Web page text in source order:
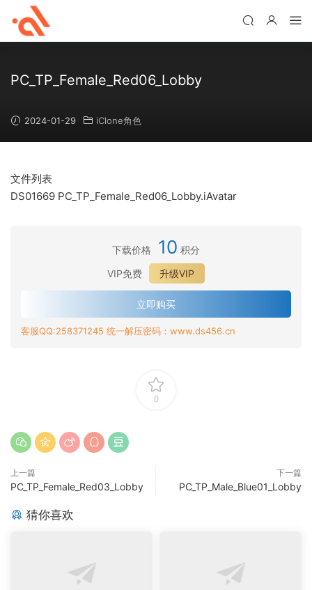
PC_TP_Female_Red06_Lobby
2024-01-29 iClone角色
文件列表
DS01669 PC_TP_Female_Red06_Lobby.iAvatar
下载价格 10 积分
VIP免费
升级VIP
立即购买
客服QQ:258371245 统一解压密码：www.ds456.cn
0
上一篇
PC_TP_Female_Red03_Lobby
下一篇
PC_TP_Male_Blue01_Lobby
猜你喜欢